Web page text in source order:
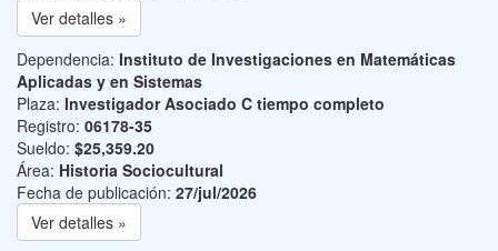
Ver detalles »
Dependencia: Instituto de Investigaciones en Matemáticas
Aplicadas y en Sistemas
Plaza: Investigador Asociado C tiempo completo
Registro: 06178-35
Sueldo: $25,359.20
Área: Historia Sociocultural
Fecha de publicación: 27/jul/2026
Ver detalles »